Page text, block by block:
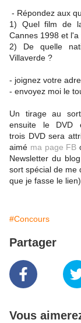
- Répondez aux
1) Quel film de
Cannes 1998 et
2) De quelle
Villaverde ?
- joignez votre
- envoyez moi le
Un tirage au
ensuite le DVD
trois DVD sera
aimé ma page FB
Newsletter du
sort spécial de me
que je fasse le lien).
#Concours
Partager
Vous